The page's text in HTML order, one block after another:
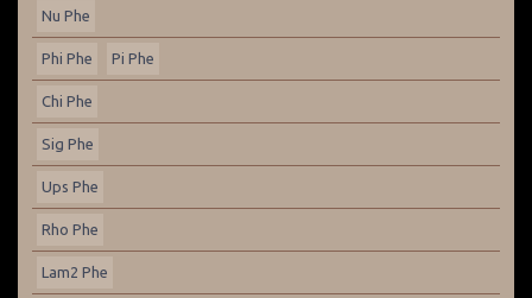
Nu Phe
Phi Phe Pi Phe
Chi Phe
Sig Phe
Ups Phe
Rho Phe
Lam2 Phe